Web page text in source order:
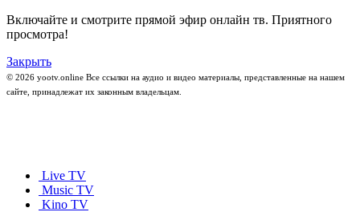
Включайте и смотрите прямой эфир онлайн тв. Приятного
просмотра!
Закрыть
© 2026 yootv.online Все ссылки на аудио и видео материалы, представленные на нашем
сайте, принадлежат их законным владельцам.
Live TV
Music TV
Kino TV